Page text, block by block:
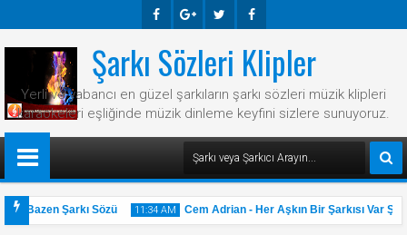
Ook E-
Plus
R Ook
Şarkı Sözleri Klipler
Yerli ve yabancı en güzel şarkıların şarkı sözleri müzik klipleri
karaokeleri eşliğinde müzik dinleme keyfini sizlere sunuyoruz.
Bazen Şarkı Sözü 11:34 AM Cem Adrian - Her Aşkın Bir Şarkısı Var Şarkı